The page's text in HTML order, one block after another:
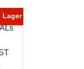
Lager